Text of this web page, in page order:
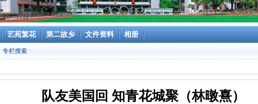
艺苑繁花 第二故乡 文件资料 相册
专栏搜索
队友美国回 知青花城聚（林暾熹）